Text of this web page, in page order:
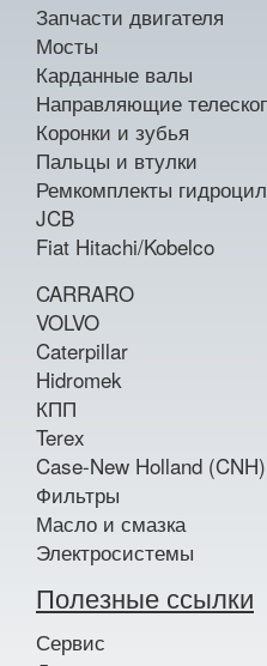
Запчасти двигателя
Мосты
Карданные валы
Направляющие
Коронки и зубья
Пальцы и втулки
Ремкомплекты
JCB
Fiat Hitachi/Kobelco
CARRARO
VOLVO
Caterpillar
Hidromek
КПП
Terex
Case-New Holland (CNH)
Фильтры
Масло и смазка
Электросистемы
Полезные ссылки
Сервис